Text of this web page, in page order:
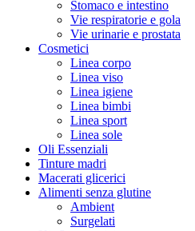
Stomaco e intestino
Vie respiratorie e gola
Vie urinarie e prostata
Cosmetici
Linea corpo
Linea viso
Linea igiene
Linea bimbi
Linea sport
Linea sole
Oli Essenziali
Tinture madri
Macerati glicerici
Alimenti senza glutine
Ambient
Surgelati